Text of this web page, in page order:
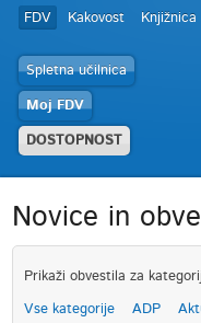
FDV Kakovost Knjižnica
Spletna učilnica
Moj FDV
DOSTOPNOST
Novice in
Prikaži obvestila za
Vse kategorije ADP